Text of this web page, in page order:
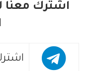
اشترك معنا